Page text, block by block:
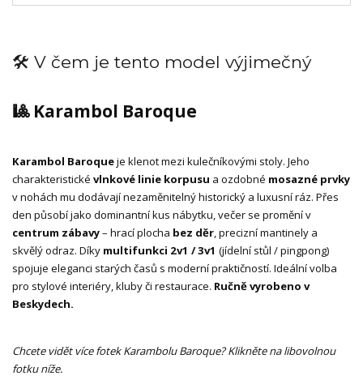
🛠️ V čem je tento model výjimečný
🎱 Karambol Baroque
Karambol Baroqueje klenot mezi kulečníkovými stoly. Jeho
charakteristické vlnkové linie korpusu a ozdobné mosazné prvky
v nohách mu dodávají nezaměnitelný historický a luxusní ráz. Přes
den působí jako dominantní kus nábytku, večer se promění v
centrum zábavy– hrací plocha bez děr, precizní mantinely a
skvělý odraz. Díky multifunkci 2v1 / 3v1 (jídelní stůl / pingpong)
spojuje eleganci starých časů s moderní praktičností. Ideální volba
pro stylové interiéry, kluby či restaurace. Ručně vyrobeno v
Beskydech.
Chcete vidět více fotek Karambolu Baroque? Klikněte na libovolnou
fotku níže.